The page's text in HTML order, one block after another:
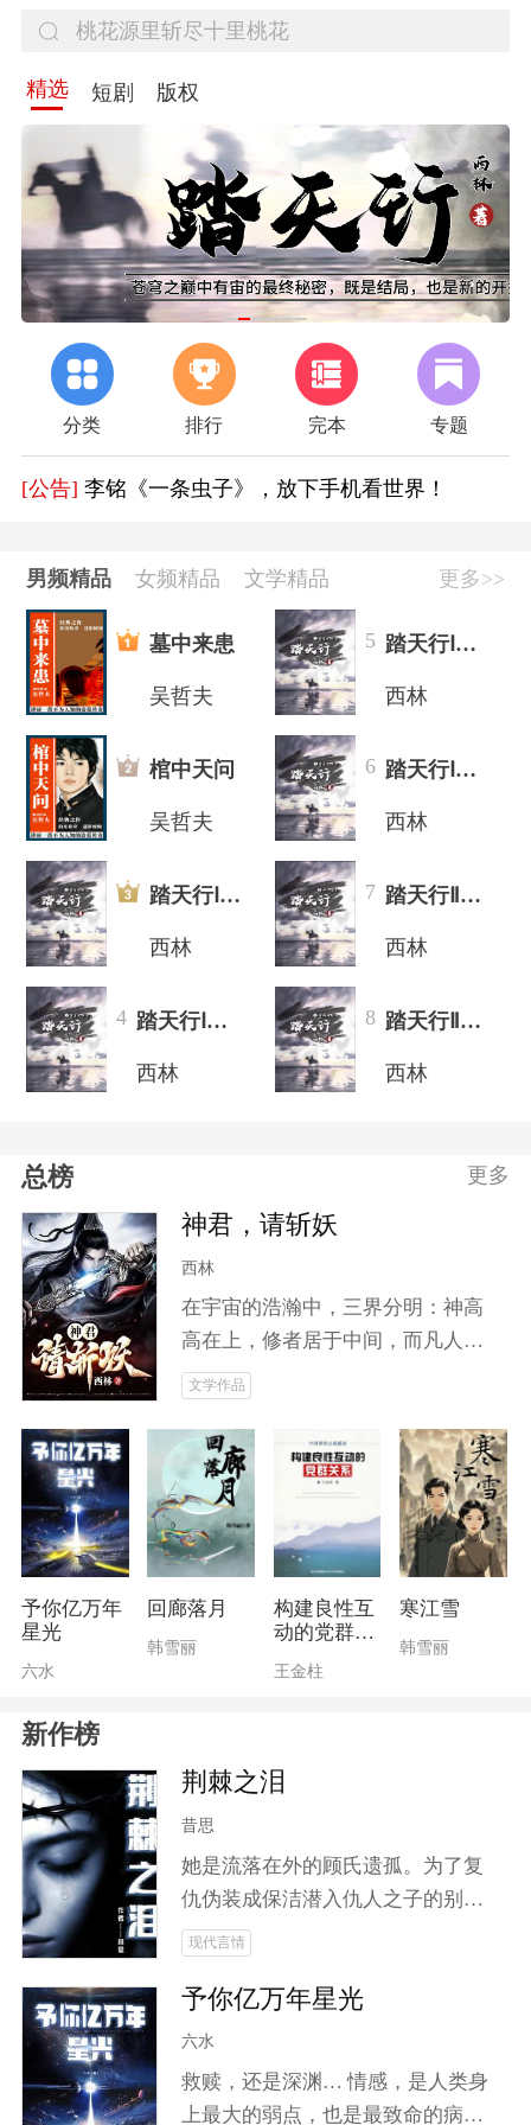
精选 短剧 版权
分类 排行 完本 专题
[公告]作家扶持计划开启
[公告]胡钦文《长安四载》，迎接春日治愈
[公告] 李铭《一条虫子》，放下手机看世界！
[公告]十月好书推荐，西林《踏天行》重磅来袭！
[公告]胡钦文《长安四载》，迎接春日治愈
男频精品 女频精品 文学精品 更多>>
墓中来患
吴哲夫
棺中天问
吴哲夫
踏天行Ⅰ（上）：望云大陆
西林
4 踏天行Ⅰ（下）：望云大陆
西林
5 踏天行Ⅰ（上）：望云大陆
西林
6 踏天行Ⅰ（下）：望云大陆
西林
7 踏天行Ⅱ（上）:初入追云
西林
8 踏天行Ⅱ（下）：星域战起
西林
总榜 更多
神君，请斩妖
西林
在宇宙的浩瀚中，三界分明：神高
高在上，修者居于中间，而凡人却
被遗忘于尘世。随着妖道的崛起，
血雨。城主之子云笙，本是无名之
辈，却因神魂附体而开启了修仙之
旅。他将如何面对人鬼之间错综复
杂的关系？当妖魔肆虐、邪修作
乱，为求长生不惜血祭无辜时，云
笙将踏上斩妖除邪之路。在这条险
恶之路上，他不仅要放下世俗羁
绊，更要面对情感与理智之间的抉
同揭开这场关于信念与剑道、爱恨
文学作品
予你亿万年
星光
六水
回廊落月
韩雪丽
构建良性互
动的党群关
王金柱
寒江雪
韩雪丽
新作榜
荆棘之泪
昔思
她是流落在外的顾氏遗孤。为了复
仇伪装成保洁潜入仇人之子的别
墅。他是被铁血教育下的继承人，
光正是来索命的债。在寻找真相的
过程中，两个人产生了感情上的变
把她护在身后，为她挡枪，挡刀，
现代言情
予你亿万年星光
六水
救赎，还是深渊… 情感，是人类身
上最大的弱点，也是最致命的病